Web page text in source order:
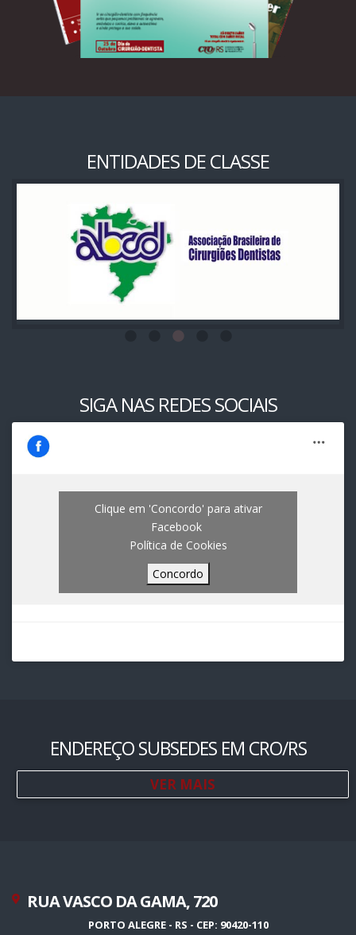
ENTIDADES DE CLASSE
SIGA NAS REDES SOCIAIS
Clique em 'Concordo' para ativar
Facebook
Política de Cookies
Concordo
ENDEREÇO SUBSEDES EM CRO/RS
VER MAIS
RUA VASCO DA GAMA, 720
PORTO ALEGRE - RS - CEP: 90420-110